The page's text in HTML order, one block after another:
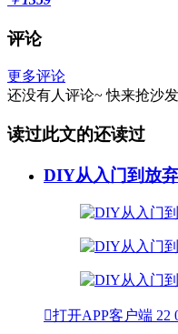
评论
更多评论
还没有人评论~ 快来抢沙发
读过此文的还读过
DIY从入门到放
打开APP客户端 22